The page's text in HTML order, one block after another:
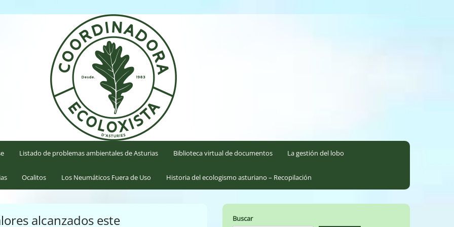
Listado de problemas ambientales de Asturias Biblioteca virtual de documentos La gestión del lobo
Ocalitos Los Neumáticos Fuera de Uso Historia del ecologismo asturiano – Recopilación
alcanzados este Buscar